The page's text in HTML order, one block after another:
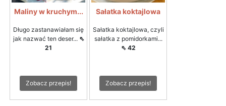
Maliny w kruchym...
Długo zastanawiałam się
jak nazwać ten deser... ⇖
21
Zobacz przepis!
Sałatka koktajlowa
Sałatka koktajlowa, czyli
sałatka z pomidorkami...
⇖ 42
Zobacz przepis!